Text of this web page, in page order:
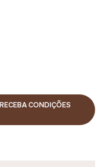
CONDIÇÕES